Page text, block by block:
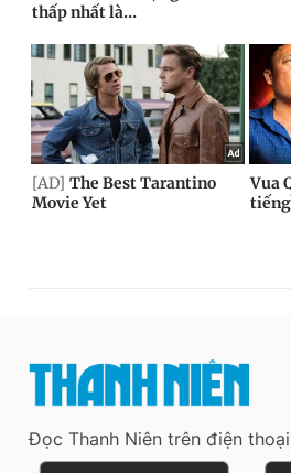
Đọc Thanh Niên trên điện thoại